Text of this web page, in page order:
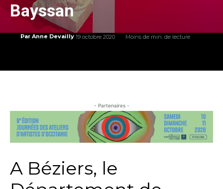
Bayssan
Par Anne Devailly 19 octobre 2020 Moins de min. de lecture
- Partenaires -
A Béziers, le